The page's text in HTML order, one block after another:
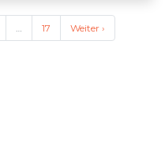
… 17 Weiter ›